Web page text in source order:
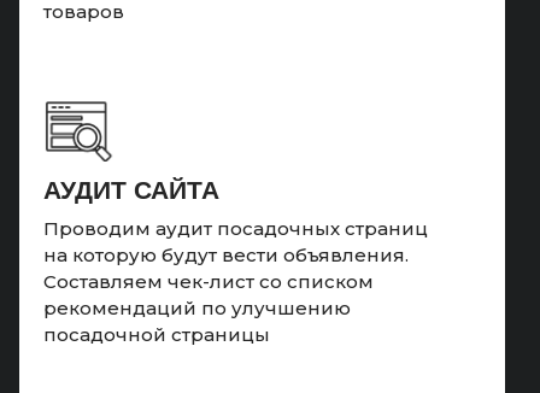
АУДИТ САЙТА
Проводим аудит посадочных страниц
на которую будут вести объявления.
Составляем чек-лист со списком
рекомендаций по улучшению
посадочной страницы
товаров